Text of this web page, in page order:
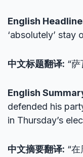
English
‘absolutely’ stay
中文标题翻译: “
English
defended his
in Thursday’s
中文摘要翻译: “